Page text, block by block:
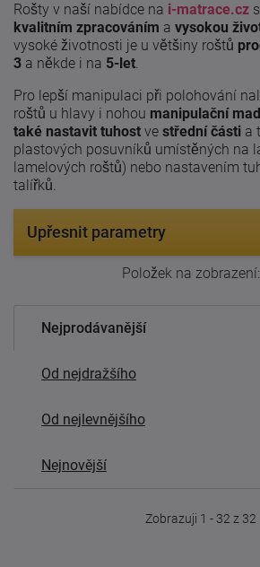
Rošty v naší nabídce na i-matrace.cz
kvalitním zpracováním a vysokou
vysoké životnosti je u většiny roštů
3 a někde i na 5-let.
Pro lepší manipulaci při polohování
roštů u hlavy i nohou manipulační
také nastavit tuhost ve střední části a
plastových posuvníků umístěných na
lamelových roštů) nebo nastavením
talířků.
Upřesnit parametry
Položek na zobrazení:
Nejprodávanější
Od nejdražšího
Od nejlevnějšího
Nejnovější
Zobrazuji 1 - 32 z 32